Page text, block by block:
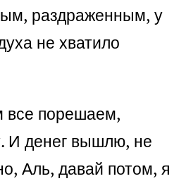
раздраженным, у
не хватило
все порешаем,
И денег вышлю, не
Аль, давай потом, я